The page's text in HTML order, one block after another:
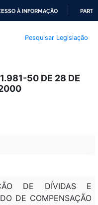
À INFORMAÇÃO
Pesquisar Legislação
50 DE 28 DE
DE DÍVIDAS E
DE COMPENSAÇÃO